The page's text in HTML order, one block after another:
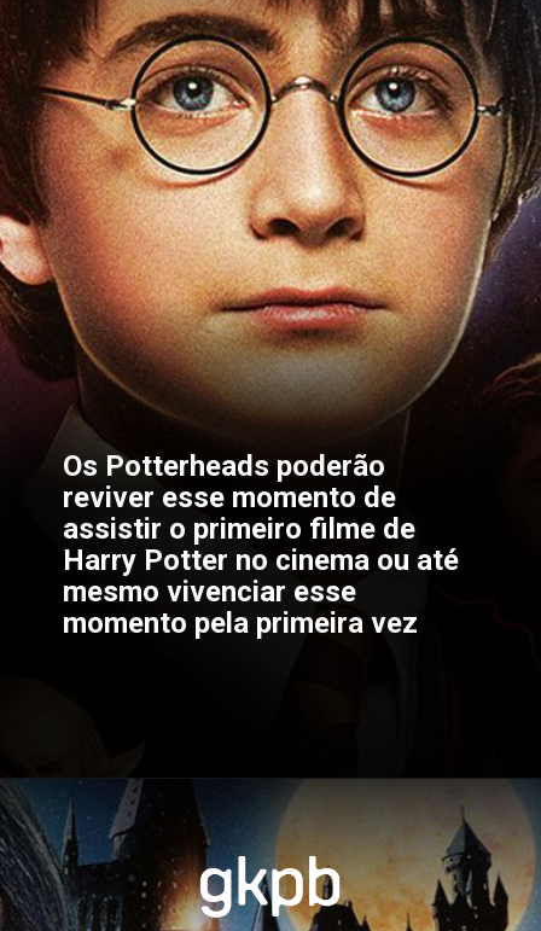
Os Potterheads poderão
reviver esse momento de
assistir o primeiro filme de
Harry Potter no cinema ou até
mesmo vivenciar esse
momento pela primeira vez